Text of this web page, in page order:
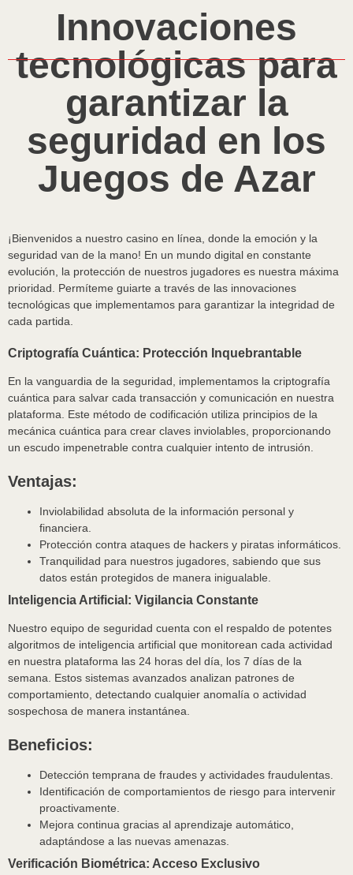
Innovaciones
tecnológicas para
garantizar la
seguridad en los
Juegos de Azar
¡Bienvenidos a nuestro casino en línea, donde la emoción y la
seguridad van de la mano! En un mundo digital en constante
evolución, la protección de nuestros jugadores es nuestra máxima
prioridad. Permíteme guiarte a través de las innovaciones
tecnológicas que implementamos para garantizar la integridad de
cada partida.
Criptografía Cuántica: Protección Inquebrantable
En la vanguardia de la seguridad, implementamos la criptografía
cuántica para salvar cada transacción y comunicación en nuestra
plataforma. Este método de codificación utiliza principios de la
mecánica cuántica para crear claves inviolables, proporcionando
un escudo impenetrable contra cualquier intento de intrusión.
Ventajas:
Inviolabilidad absoluta de la información personal y
financiera.
Protección contra ataques de hackers y piratas informáticos.
Tranquilidad para nuestros jugadores, sabiendo que sus
datos están protegidos de manera inigualable.
Inteligencia Artificial: Vigilancia Constante
Nuestro equipo de seguridad cuenta con el respaldo de potentes
algoritmos de inteligencia artificial que monitorean cada actividad
en nuestra plataforma las 24 horas del día, los 7 días de la
semana. Estos sistemas avanzados analizan patrones de
comportamiento, detectando cualquier anomalía o actividad
sospechosa de manera instantánea.
Beneficios:
Detección temprana de fraudes y actividades fraudulentas.
Identificación de comportamientos de riesgo para intervenir
proactivamente.
Mejora continua gracias al aprendizaje automático,
adaptándose a las nuevas amenazas.
Verificación Biométrica: Acceso Exclusivo